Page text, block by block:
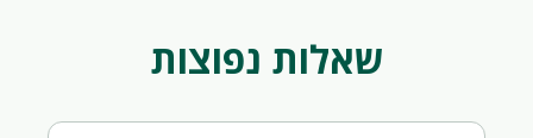
שאלות נפוצות